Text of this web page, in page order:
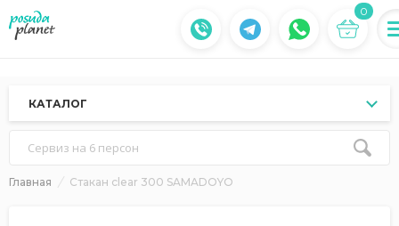
0
КАТАЛОГ
Сервиз на 6 персон
Главная Стакан clear 300 SAMADOYO